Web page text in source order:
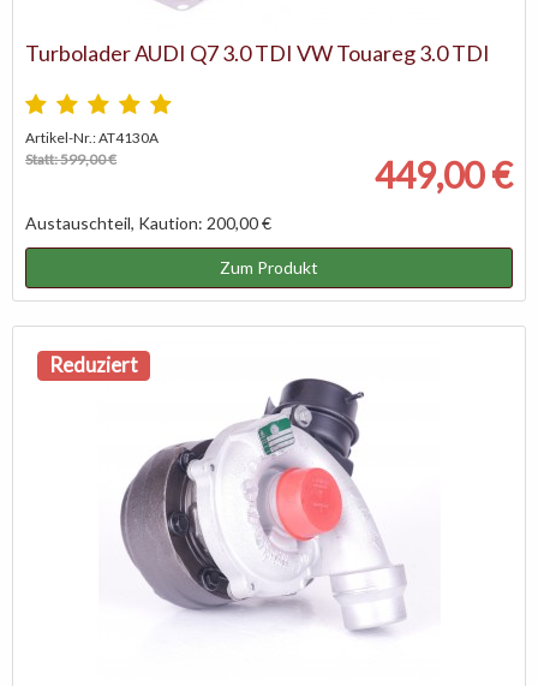
Turbolader AUDI Q7 3.0 TDI VW Touareg 3.0 TDI
Artikel-Nr.: AT4130A
Statt: 599,00 €
449,00 €
Austauschteil, Kaution: 200,00 €
Zum Produkt
Reduziert